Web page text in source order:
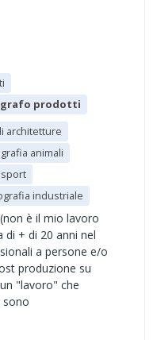
prodotti
architetture
animali
industriale
è il mio lavoro
di + di 20 anni nel
a persone e/o
produzione su
"lavoro" che
sono